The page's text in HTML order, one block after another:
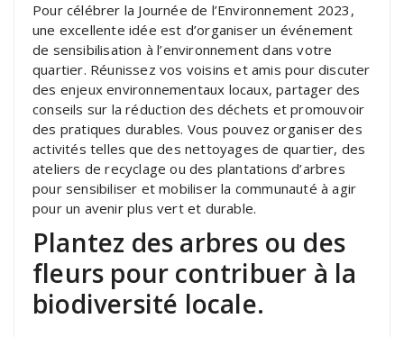
Pour célébrer la Journée de l’Environnement 2023,
une excellente idée est d’organiser un événement
de sensibilisation à l’environnement dans votre
quartier. Réunissez vos voisins et amis pour discuter
des enjeux environnementaux locaux, partager des
conseils sur la réduction des déchets et promouvoir
des pratiques durables. Vous pouvez organiser des
activités telles que des nettoyages de quartier, des
ateliers de recyclage ou des plantations d’arbres
pour sensibiliser et mobiliser la communauté à agir
pour un avenir plus vert et durable.
Plantez des arbres ou des
fleurs pour contribuer à la
biodiversité locale.